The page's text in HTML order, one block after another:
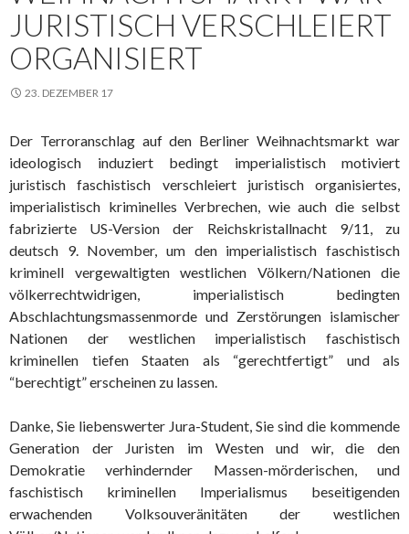
JURISTISCH VERSCHLEIERT
ORGANISIERT
23. DEZEMBER 17
Der Terroranschlag auf den Berliner Weihnachtsmarkt war
ideologisch induziert bedingt imperialistisch motiviert
juristisch faschistisch verschleiert juristisch organisiertes,
imperialistisch kriminelles Verbrechen, wie auch die selbst
fabrizierte US-Version der Reichskristallnacht 9/11, zu
deutsch 9. November, um den imperialistisch faschistisch
kriminell vergewaltigten westlichen Völkern/Nationen die
völkerrechtwidrigen, imperialistisch bedingten
Abschlachtungsmassenmorde und Zerstörungen islamischer
Nationen der westlichen imperialistisch faschistisch
kriminellen tiefen Staaten als “gerechtfertigt” und als
“berechtigt” erscheinen zu lassen.
Danke, Sie liebenswerter Jura-Student, Sie sind die kommende
Generation der Juristen im Westen und wir, die den
Demokratie verhindernder Massen-mörderischen, und
faschistisch kriminellen Imperialismus beseitigenden
erwachenden Volksouveränitäten der westlichen